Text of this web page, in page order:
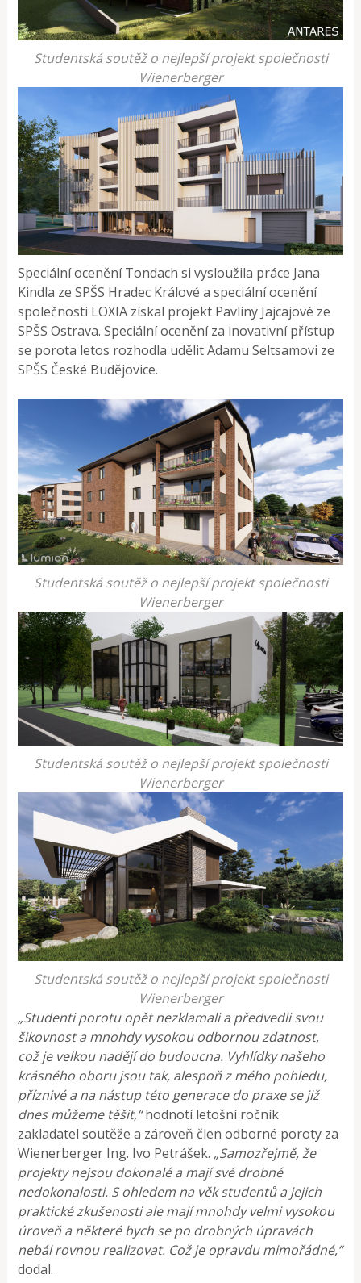
Studentská soutěž o nejlepší projekt společnosti
Wienerberger
Speciální ocenění Tondach si vysloužila práce Jana
Kindla ze SPŠS Hradec Králové a speciální ocenění
společnosti LOXIA získal projekt Pavlíny Jajcajové ze
SPŠS Ostrava. Speciální ocenění za inovativní přístup
se porota letos rozhodla udělit Adamu Seltsamovi ze
SPŠS České Budějovice.
Studentská soutěž o nejlepší projekt společnosti
Wienerberger
Studentská soutěž o nejlepší projekt společnosti
Wienerberger
Studentská soutěž o nejlepší projekt společnosti
Wienerberger
„Studenti porotu opět nezklamali a předvedli svou
šikovnost a mnohdy vysokou odbornou zdatnost,
což je velkou nadějí do budoucna. Vyhlídky našeho
krásného oboru jsou tak, alespoň z mého pohledu,
příznivé a na nástup této generace do praxe se již
dnes můžeme těšit,“hodnotí letošní ročník
zakladatel soutěže a zároveň člen odborné poroty za
Wienerberger Ing. Ivo Petrášek. „Samozřejmě, že
projekty nejsou dokonalé a mají své drobné
nedokonalosti. S ohledem na věk studentů a jejich
praktické zkušenosti ale mají mnohdy velmi vysokou
úroveň a některé bych se po drobných úpravách
nebál rovnou realizovat. Což je opravdu mimořádné,“
dodal.